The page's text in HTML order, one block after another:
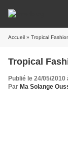
Accueil » Tropical
Tropical
Publié le 24/05/2010
Par Ma Solange